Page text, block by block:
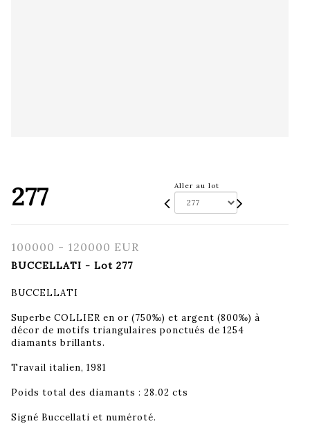
277 Aller au lot
100000 - 120000 EUR
BUCCELLATI - Lot 277
BUCCELLATI
Superbe COLLIER en or (750‰) et argent (800‰) à
décor de motifs triangulaires ponctués de 1254
diamants brillants.
Travail italien, 1981
Poids total des diamants : 28.02 cts
Signé Buccellati et numéroté.